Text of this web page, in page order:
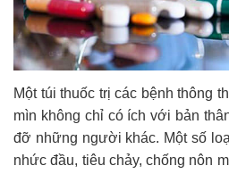
Một túi thuốc trị các bệnh thông
mìn không chỉ có ích với bản
đỡ những người khác. Một số
nhức đầu, tiêu chảy, chống nôn